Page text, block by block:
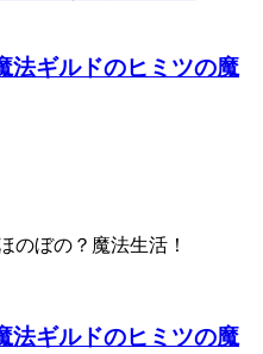
法ギルドのヒミツの魔
のぼの？魔法生活！
法ギルドのヒミツの魔